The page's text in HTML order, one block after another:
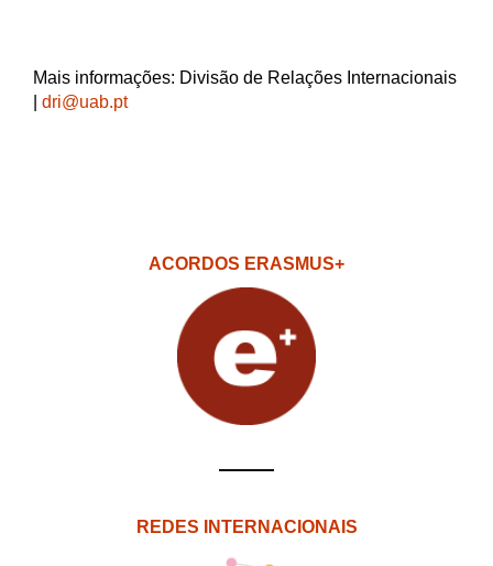
Mais informações: Divisão de Relações Internacionais
dri@uab.pt
ACORDOS ERASMUS+
REDES INTERNACIONAIS